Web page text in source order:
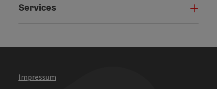
Services
Impressum